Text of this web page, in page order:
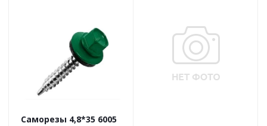
Саморезы 4,8*35 6005